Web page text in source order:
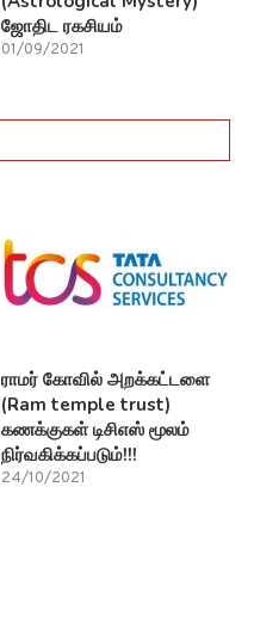
ஜோதிட ரகசியம்
01/09/2021
ராமர் கோவில் அறக்கட்டளை
(Ram temple trust)
கணக்குகள் டிசிஎஸ் மூலம்
நிர்வகிக்கப்படும்!!!
24/10/2021